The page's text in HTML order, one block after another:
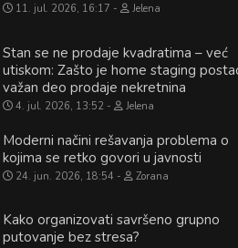
11. jul. 2026, 16:17 Jelena
Stan se ne prodaje kvadratima – već
utiskom: Zašto je home staging
važan deo prodaje nekretnina
4. jul. 2026, 13:52 Jelena
Moderni načini rešavanja problema o
kojima se retko govori u javnosti
24. jun. 2026, 18:54 Zorana
Kako organizovati savršeno grupno
putovanje bez stresa?